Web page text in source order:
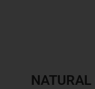
NATURAL